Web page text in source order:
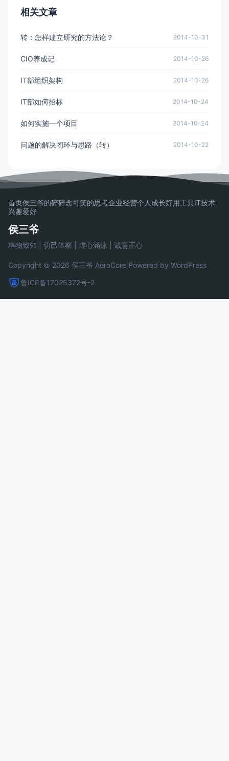
相关文章
转：怎样建立研究的方法论？ 2014-10-31
CIO养成记 2014-10-26
IT部组织架构 2014-10-26
IT部如何招标 2014-10-24
如何实施一个项目 2014-10-24
问题的解决闭环与思路（转） 2014-10-22
首页侯三爷的碎碎念可笑的思考企业经营个人成长好用工具IT技术
兴趣爱好
侯三爷
格物致知 | 切己体察 | 虚心涵泳 | 诚意正心
Copyright © 2026 侯三爷 AeroCore Powered by WordPress
鲁ICP备17025372号-2